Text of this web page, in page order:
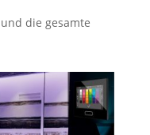
die gesamte